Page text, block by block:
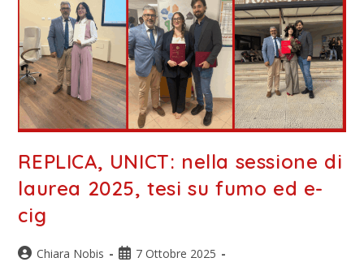
REPLICA, UNICT: nella sessione di
laurea 2025, tesi su fumo ed e-
cig
Chiara Nobis
7 Ottobre 2025